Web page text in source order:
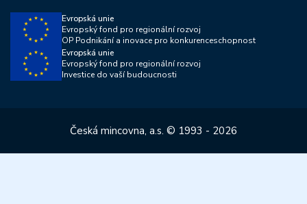
Evropská unie
Evropský fond pro regionální rozvoj
OP Podnikání a inovace pro konkurenceschopnost
Evropská unie
Evropský fond pro regionální rozvoj
Investice do vaší budoucnosti
Česká mincovna, a.s. © 1993 - 2026